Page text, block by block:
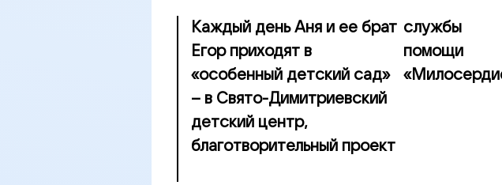
Каждый день Аня и ее брат
Егор приходят в
«особенный детский сад»
– в Свято-Димитриевский
детский центр,
благотворительный проект
службы
помощи